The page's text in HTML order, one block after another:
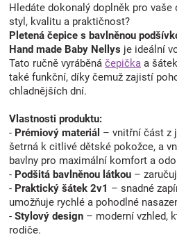
Hledáte dokonalý doplněk pro
styl, kvalitu a praktičnost?
Pletená čepice s bavlněnou
Hand made Baby Nellys je ideální
Tato ručně vyráběná čepička a
také funkční, díky čemuž zajistí
chladnějších dní.
Vlastnosti produktu:
- Prémiový materiál – vnitřní část z
šetrná k citlivé dětské pokožce, a
bavlny pro maximální komfort a
- Podšitá bavlněnou látkou –
- Praktický šátek 2v1 – snadné
umožňuje rychlé a pohodlné
- Stylový design – moderní vzhled,
rodiče.